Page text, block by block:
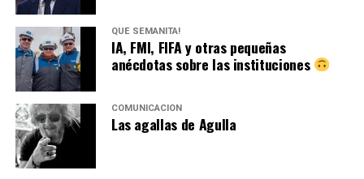
QUÉ SEMANITA!
IA, FMI, FIFA y otras pequeñas
anécdotas sobre las instituciones
COMUNICACIÓN
Las agallas de Agulla